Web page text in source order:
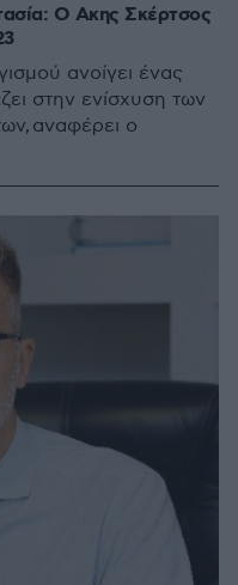
Ο Ακης Σκέρτσος
ανοίγει ένας
στην ενίσχυση των
αναφέρει ο